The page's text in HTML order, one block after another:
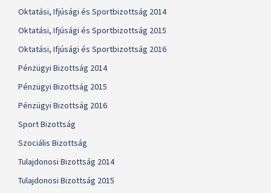
Oktatási, Ifjúsági és Sportbizottság 2014
Oktatási, Ifjúsági és Sportbizottság 2015
Oktatási, Ifjúsági és Sportbizottság 2016
Pénzügyi Bizottság 2014
Pénzügyi Bizottság 2015
Pénzügyi Bizottság 2016
Sport Bizottság
Szociális Bizottság
Tulajdonosi Bizottság 2014
Tulajdonosi Bizottság 2015